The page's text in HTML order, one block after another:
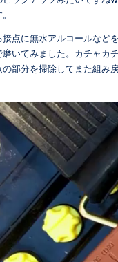
点に無水アルコールなど
いてみました。カチャカ
部分を掃除してまた組み